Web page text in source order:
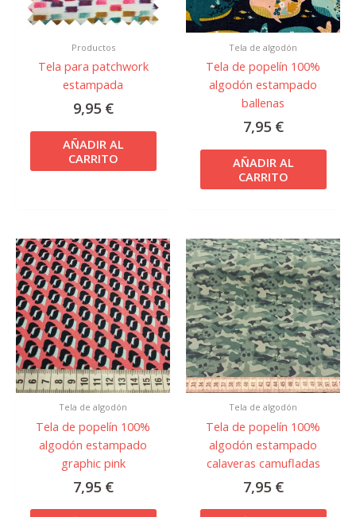
Productos
Tela para patchwork
estampada
9,95 €
AÑADIR AL
CARRITO
Tela de algodón
Tela de popelín 100%
algodón estampado
ballenas
7,95 €
AÑADIR AL
CARRITO
Tela de algodón
Tela de popelín 100%
algodón estampado
graphic pink
7,95 €
Tela de algodón
Tela de popelín 100%
algodón estampado
calaveras camufladas
7,95 €